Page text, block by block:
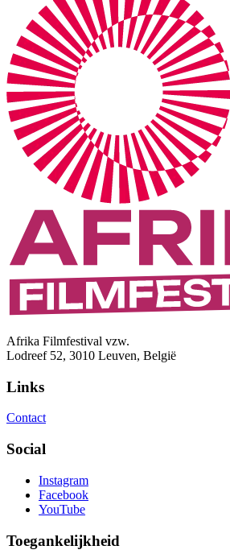
Afrika Filmfestival vzw.
Lodreef 52, 3010 Leuven, België
Links
Contact
Social
Instagram
Facebook
YouTube
Toegankelijkheid